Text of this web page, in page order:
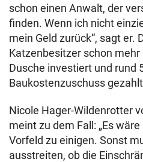
schon einen Anwalt, der
finden. Wenn ich nicht
mein Geld zurück“, sagt er.
Katzenbesitzer schon mehr
Dusche investiert und rund
Baukostenzuschuss
Nicole Hager-Wildenrotter
meint zu dem Fall: „Es
Vorfeld zu einigen. Sonst
ausstreiten, ob die